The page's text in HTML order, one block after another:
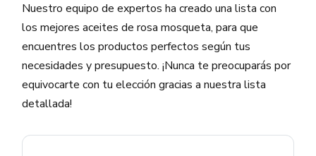
Nuestro equipo de expertos ha creado una lista con
los mejores aceites de rosa mosqueta, para que
encuentres los productos perfectos según tus
necesidades y presupuesto. ¡Nunca te preocuparás por
equivocarte con tu elección gracias a nuestra lista
detallada!